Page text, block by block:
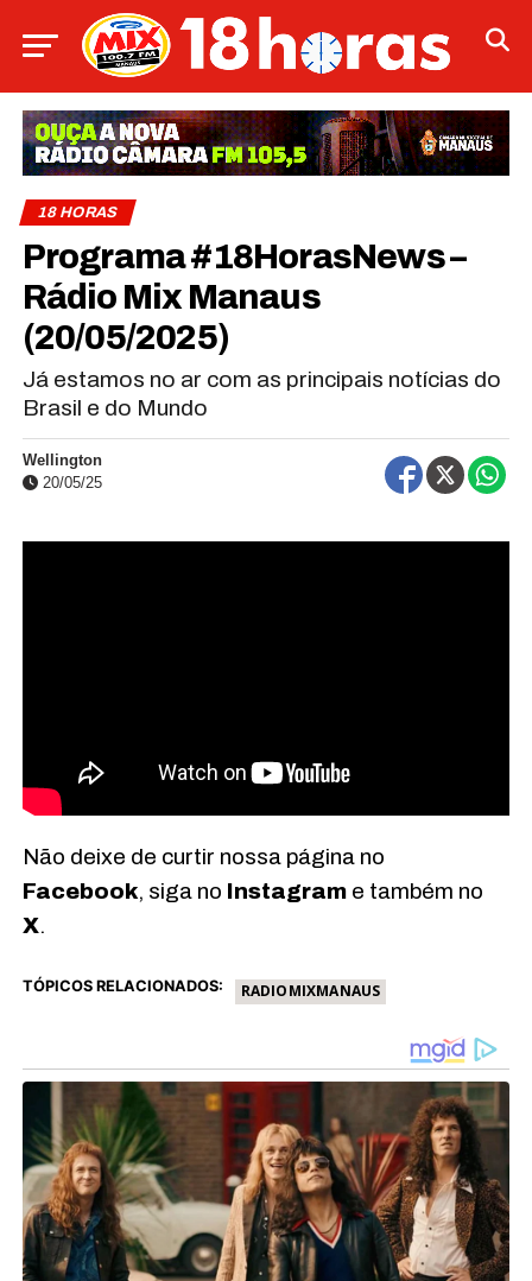
18 HORAS
Programa #18HorasNews​​​​​​​​​​​​ –
Rádio Mix Manaus
(20/05/2025)
Já estamos no ar com as principais notícias do
Brasil e do Mundo
Wellington
20/05/25
Não deixe de curtir nossa página no
Facebook, siga no Instagrame também no
X.
TÓPICOS RELACIONADOS: RADIOMIXMANAUS